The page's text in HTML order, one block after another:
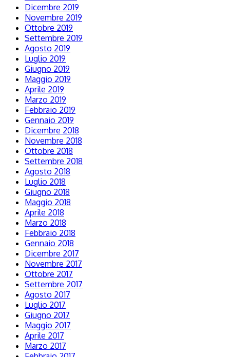
Dicembre 2019
Novembre 2019
Ottobre 2019
Settembre 2019
Agosto 2019
Luglio 2019
Giugno 2019
Maggio 2019
Aprile 2019
Marzo 2019
Febbraio 2019
Gennaio 2019
Dicembre 2018
Novembre 2018
Ottobre 2018
Settembre 2018
Agosto 2018
Luglio 2018
Giugno 2018
Maggio 2018
Aprile 2018
Marzo 2018
Febbraio 2018
Gennaio 2018
Dicembre 2017
Novembre 2017
Ottobre 2017
Settembre 2017
Agosto 2017
Luglio 2017
Giugno 2017
Maggio 2017
Aprile 2017
Marzo 2017